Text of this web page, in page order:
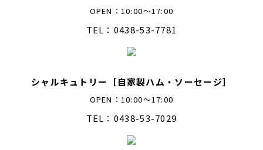
OPEN：10:00～17:00
TEL：0438-53-7781
シャルキュトリー［自家製ハム・ソーセージ］
OPEN：10:00～17:00
TEL：0438-53-7029